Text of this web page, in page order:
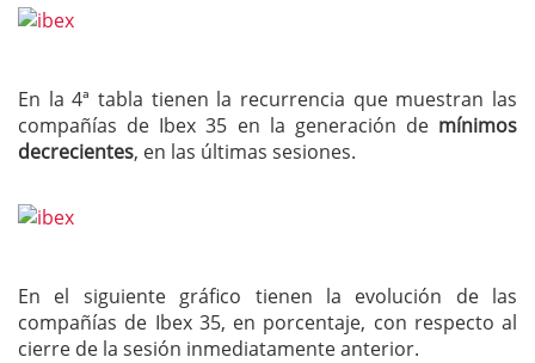
En la 4ª tabla tienen la recurrencia que muestran las
compañías de Ibex 35 en la generación de mínimos
decrecientes, en las últimas sesiones.
En el siguiente gráfico tienen la evolución de las
compañías de Ibex 35, en porcentaje, con respecto al
cierre de la sesión inmediatamente anterior.